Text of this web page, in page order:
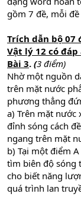
gồm 7 đề, mỗi
Trích dẫn bộ 07
Vật lý 12 có đáp
Bài 3. (3 điểm)
Nhờ một nguồn
trên mặt nước
phương thẳng
a) Trên mặt nước
đỉnh sóng cách
ngang trên mặt
b) Tại một điểm
tìm biên độ sóng
cho biết năng
quá trình lan